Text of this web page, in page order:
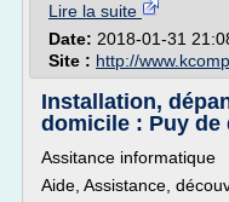
Lire la suite
Date: 2018-01-31
Site : http://
Installation,
domicile : Puy de
Assitance informatique
Aide, Assistance,